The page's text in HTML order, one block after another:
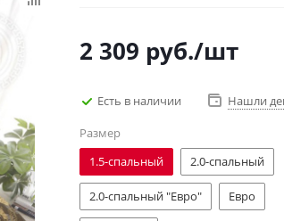
2 309 руб./шт
Есть в наличии
Нашли
Размер
1.5-спальный
2.0-спальный
2.0-спальный "Евро" Евро